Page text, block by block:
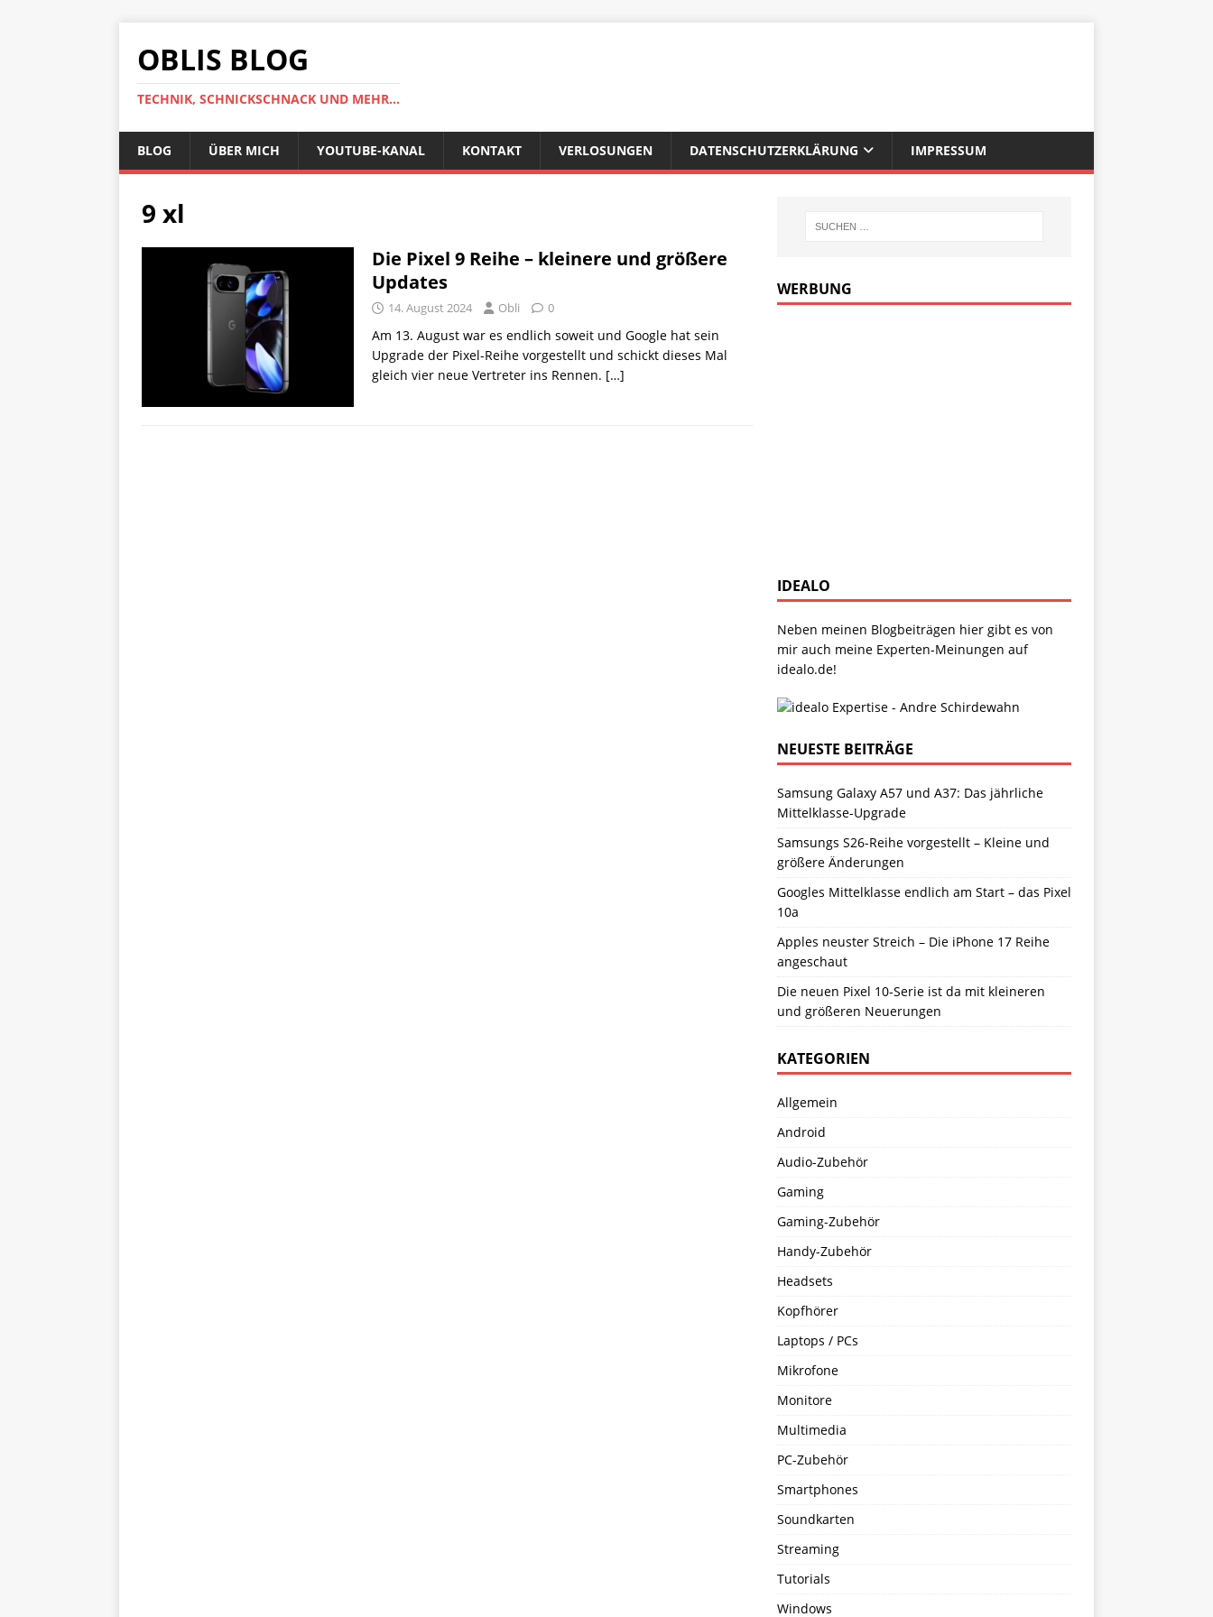
OBLIS BLOG
TECHNIK, SCHNICKSCHNACK UND MEHR...
BLOG ÜBER MICH YOUTUBE-KANAL KONTAKT VERLOSUNGEN DATENSCHUTZERKLÄRUNG IMPRESSUM
9 xl
Die Pixel 9 Reihe – kleinere und größere
Updates
14. August 2024 Obli 0
Am 13. August war es endlich soweit und Google hat sein
Upgrade der Pixel-Reihe vorgestellt und schickt dieses Mal
gleich vier neue Vertreter ins Rennen. […]
WERBUNG
IDEALO
Neben meinen Blogbeiträgen hier gibt es von
mir auch meine Experten-Meinungen auf
idealo.de!
NEUESTE BEITRÄGE
Samsung Galaxy A57 und A37: Das jährliche
Mittelklasse-Upgrade
Samsungs S26-Reihe vorgestellt – Kleine und
größere Änderungen
Googles Mittelklasse endlich am Start – das Pixel
10a
Apples neuster Streich – Die iPhone 17 Reihe
angeschaut
Die neuen Pixel 10-Serie ist da mit kleineren
und größeren Neuerungen
KATEGORIEN
Allgemein
Android
Audio-Zubehör
Gaming
Gaming-Zubehör
Handy-Zubehör
Headsets
Kopfhörer
Laptops / PCs
Mikrofone
Monitore
Multimedia
PC-Zubehör
Smartphones
Soundkarten
Streaming
Tutorials
Windows